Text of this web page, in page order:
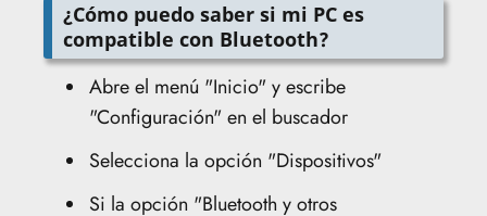
¿Cómo puedo saber si mi PC es
compatible con Bluetooth?
Abre el menú "Inicio" y escribe
"Configuración" en el buscador
Selecciona la opción "Dispositivos"
Si la opción "Bluetooth y otros